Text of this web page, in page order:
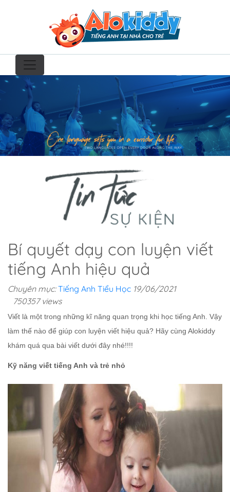
Bí quyết dạy con luyện viết
tiếng Anh hiệu quả
Chuyên mục:Tiếng Anh Tiểu Học 19/06/2021
750357 views
Viết là một trong những kĩ năng quan trọng khi học tiếng Anh. Vậy
làm thế nào để giúp con luyện viết hiệu quả? Hãy cùng Alokiddy
khám quá qua bài viết dưới đây nhé!!!!
Kỹ năng viết tiếng Anh và trẻ nhỏ